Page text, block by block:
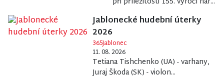
Jablonecké hudební úterky
2026
365Jablonec
11. 08. 2026
Tetiana Tishchenko (UA) - varhany,
Juraj Škoda (SK) - violon...